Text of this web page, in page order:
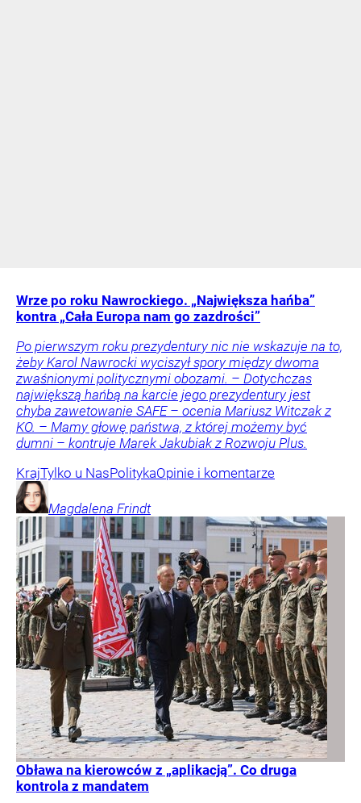
Wrze po roku Nawrockiego. „Największa hańba”
kontra „Cała Europa nam go zazdrości”
Po pierwszym roku prezydentury nic nie wskazuje na to,
żeby Karol Nawrocki wyciszył spory między dwoma
zwaśnionymi politycznymi obozami. – Dotychczas
największą hańbą na karcie jego prezydentury jest
chyba zawetowanie SAFE – ocenia Mariusz Witczak z
KO. – Mamy głowę państwa, z której możemy być
dumni – kontruje Marek Jakubiak z Rozwoju Plus.
KrajTylko u NasPolitykaOpinie i komentarze
Magdalena Frindt
Obława na kierowców z „aplikacją”. Co druga
kontrola z mandatem